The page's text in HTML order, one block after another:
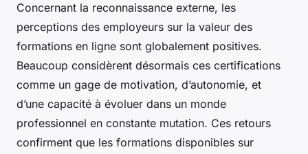
Concernant la reconnaissance externe, les
perceptions des employeurs sur la valeur des
formations en ligne sont globalement positives.
Beaucoup considèrent désormais ces certifications
comme un gage de motivation, d’autonomie, et
d’une capacité à évoluer dans un monde
professionnel en constante mutation. Ces retours
confirment que les formations disponibles sur